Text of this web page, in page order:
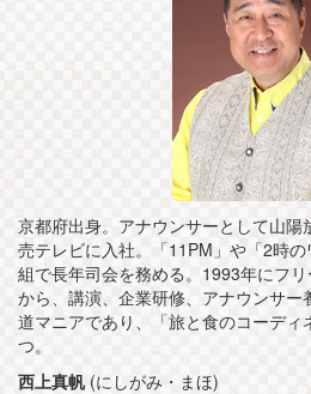
京都府出身。アナウンサーとして山
売テレビに入社。「11PM」や「2時
組で長年司会を務める。1993年にフ
から、講演、企業研修、アナウンサー
道マニアであり、「旅と食のコーディ
つ。
西上真帆(にしがみ・まほ)